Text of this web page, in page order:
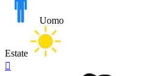
Uomo
Estate
